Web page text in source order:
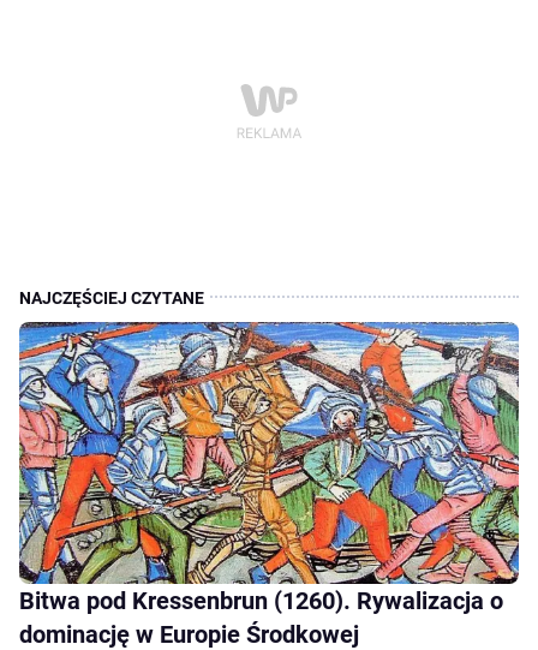
Bitwa pod Kressenbrun (1260). Rywalizacja o
dominację w Europie Środkowej